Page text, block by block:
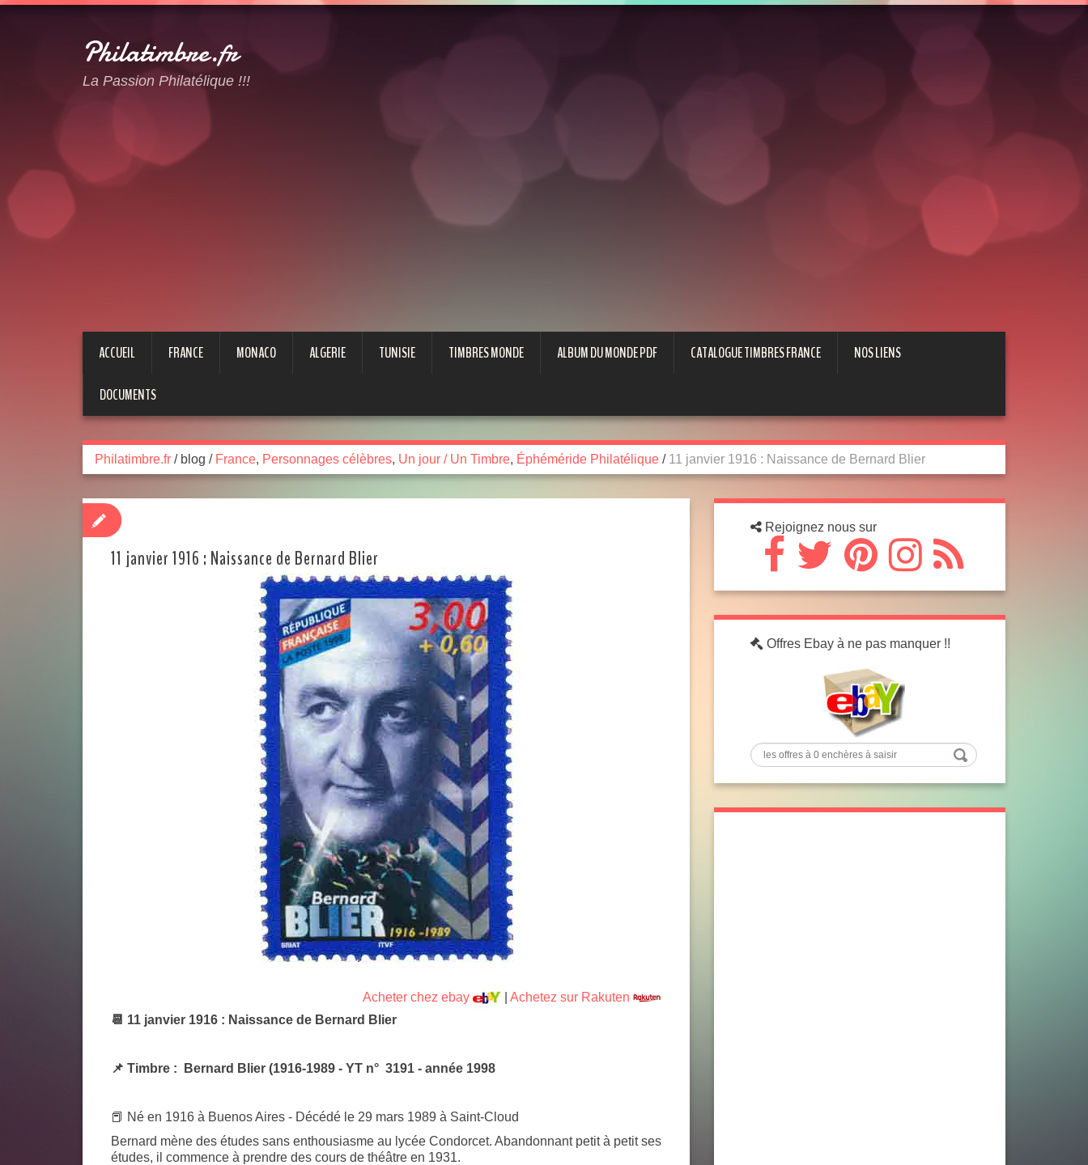
Philatimbre.fr
La Passion Philatélique !!!
ACCUEIL FRANCE MONACO ALGERIE TUNISIE TIMBRES MONDE ALBUM DU MONDE PDF CATALOGUE TIMBRES FRANCE NOS LIENS
DOCUMENTS
Philatimbre.fr /blog / France, Personnages célèbres, Un jour / Un Timbre, Éphéméride Philatélique / 11 janvier 1916 : Naissance de Bernard Blier
11 janvier 1916 : Naissance de Bernard Blier
Acheter chez ebay
Achetez sur Rakuten
📆 11 janvier 1916 : Naissance de Bernard Blier
📌 Timbre : Bernard Blier (1916-1989 - YT n° 3191 - année 1998
📕 Né en 1916 à Buenos Aires - Décédé le 29 mars 1989 à Saint-Cloud
Bernard mène des études sans enthousiasme au lycée Condorcet. Abandonnant petit à petit ses
études, il commence à prendre des cours de théâtre en 1931.
Rejoignez nous sur
Offres Ebay à ne pas manquer !!